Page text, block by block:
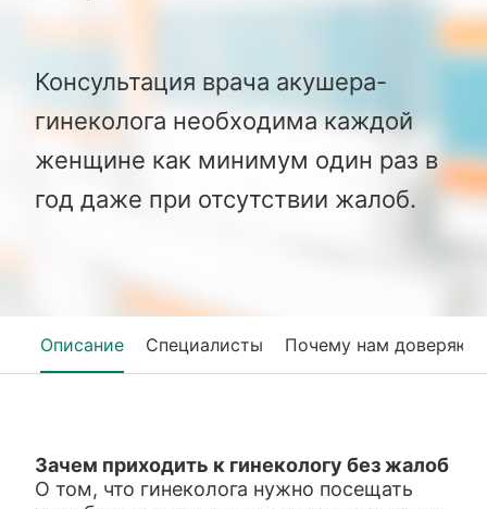
Консультация врача акушера-
гинеколога необходима каждой
женщине как минимум один раз в
год даже при отсутствии жалоб.
Описание Специалисты Почему нам доверяют
Зачем приходить к гинекологу без жалоб
О том, что гинеколога нужно посещать